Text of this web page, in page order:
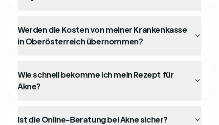
Werden die Kosten von meiner Krankenkasse
in Oberösterreich übernommen?
Wie schnell bekomme ich mein Rezept für
Akne?
Ist die Online-Beratung bei Akne sicher?